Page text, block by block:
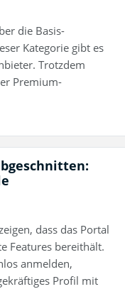
die Basis-
Kategorie gibt es
Trotzdem
Premium-
dass das Portal
Features bereithält.
anmelden,
Profil mit